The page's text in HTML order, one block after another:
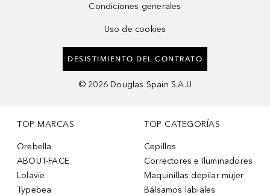
Condiciones generales
Uso de cookies
DESISTIMIENTO DEL CONTRATO
© 2026 Douglas Spain S.A.U
TOP MARCAS
Orebella
ABOUT-FACE
Lolavie
Typebea
TOP CATEGORÍAS
Cepillos
Correctores e Iluminadores
Maquinillas depilar mujer
Bálsamos labiales